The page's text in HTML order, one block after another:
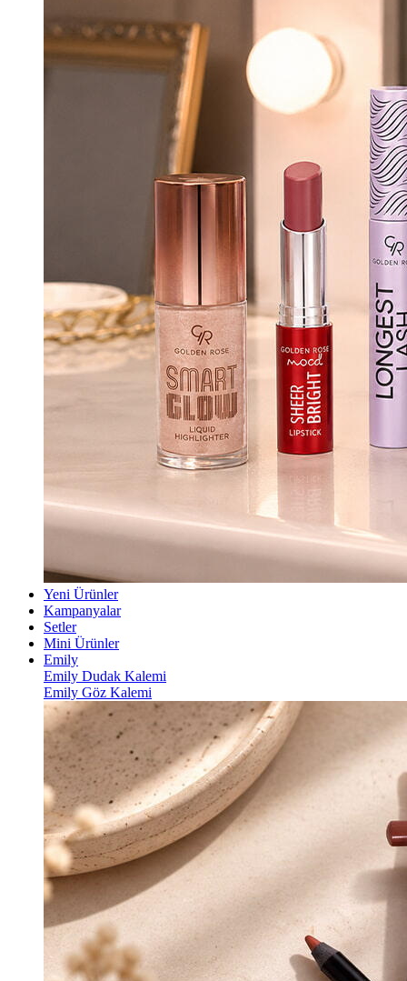
Yeni Ürünler
Kampanyalar
Setler
Mini Ürünler
Emily
Emily Dudak Kalemi
Emily Göz Kalemi